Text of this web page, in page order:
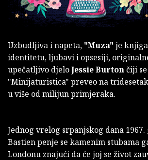
Uzbudljiva i napeta, "Muza" je
identitetu, ljubavi i opsesiji,
upečatljivo djeloJessie Burtončiji
"Minijaturistica" preveo na
u više od milijun primjeraka.
Jednog vrelog srpanjskog dana
Bastien penje se kamenim stubama
Londonu znajući da će joj se život